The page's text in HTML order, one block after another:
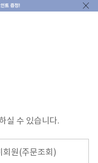
실 수 있습니다.
회원(주문조회)